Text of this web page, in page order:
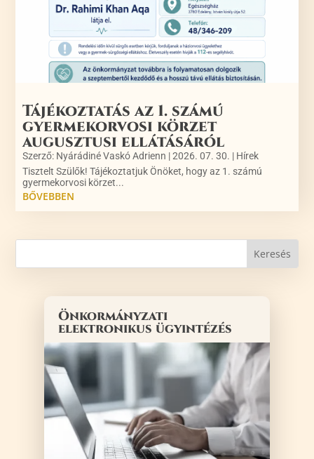
Tájékoztatás az 1. számú
gyermekorvosi körzet
augusztusi ellátásáról
Szerző: Nyárádiné Vaskó Adrienn |2026. 07. 30. | Hírek
Tisztelt Szülők! Tájékoztatjuk Önöket, hogy az 1. számú
gyermekorvosi körzet...
BŐVEBBEN
Önkormányzati
elektronikus ügyintézés